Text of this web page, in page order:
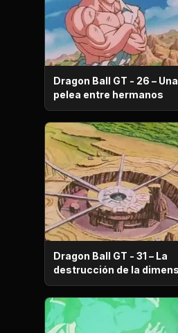
Dragon Ball GT - 26 – Una
pelea entre hermanos
Dragon Ball GT - 31 – La
destrucción de la dimensión
de la oca